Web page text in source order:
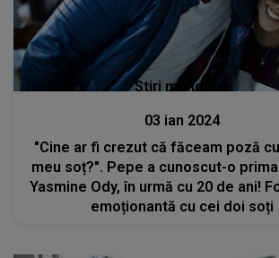
Stiri mondene
03 ian 2024
"Cine ar fi crezut că făceam poză
meu soț?". Pepe a cunoscut-o
Yasmine Ody, în urmă cu 20 de ani!
emoționantă cu cei doi soți